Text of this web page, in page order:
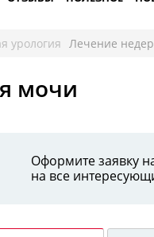
урология Лечение
мочи
Оформите заявку
на все